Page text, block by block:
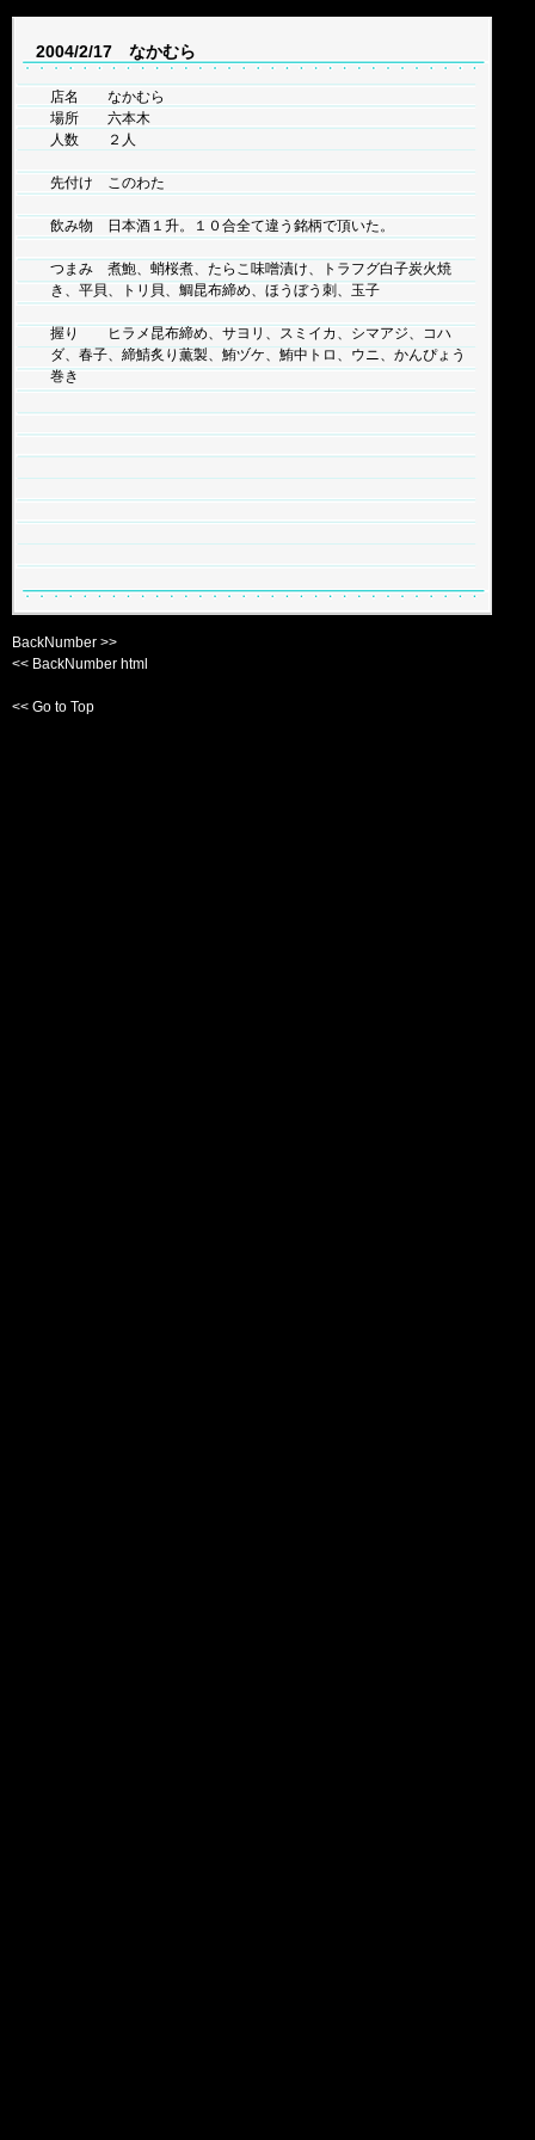
2004/2/17 なかむら
店名 なかむら
場所 六本木
人数 ２人
先付け このわた
飲み物 日本酒１升。１０合全て違う銘柄で頂いた。
つまみ 煮鮑、蛸桜煮、たらこ味噌漬け、トラフグ白子炭火焼
き、平貝、トリ貝、鯛昆布締め、ほうぼう刺、玉子
握り ヒラメ昆布締め、サヨリ、スミイカ、シマアジ、コハ
ダ、春子、締鯖炙り薫製、鮪ヅケ、鮪中トロ、ウニ、かんぴょう
巻き
BackNumber >>
<< BackNumber html
<< Go to Top